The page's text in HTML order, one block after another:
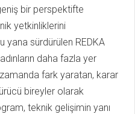
bir perspektifte
yetkinliklerini
yana sürdürülen REDKA
daha fazla yer
zamanda fark yaratan, karar
bireyler olarak
teknik gelişimin yanı